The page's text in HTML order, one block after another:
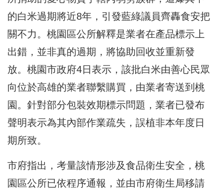
的白米過期將近8年，引發藍綠議員齊轟食安把
關不力。桃園區公所解釋是業者在產品標示上
出錯，並非真的過期，將協助回收並重新發
放。桃園市政府4日表示，該批白米由善心民眾
向位於高雄的業者聯繫購買，由業者寄送到桃
園。針對部分包裝效期標示問題，業者已發布
聲明表示為其內部作業疏失，誤植非本年度日
期所致。
市府指出，考量該情形涉及食品衛生安全，桃
園區公所已依程序通報，並由市府衛生局移請